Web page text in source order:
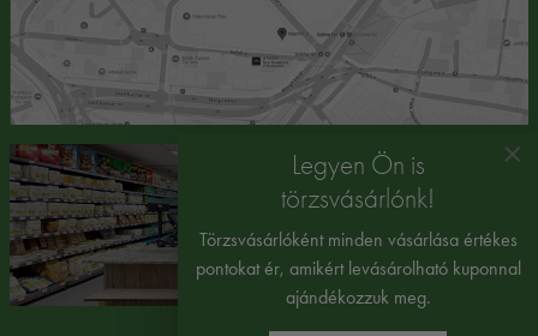
×
Legyen Ön is
törzsvásárlónk!
Törzsvásárlóként minden vásárlása értékes
pontokat ér, amikért levásárolható kuponnal
ajándékozzuk meg.